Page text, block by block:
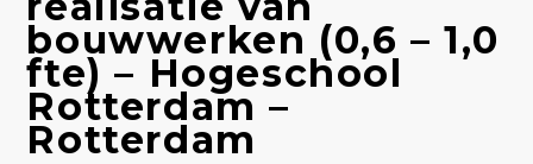
bouwwerken (0,6 – 1,0
fte) – Hogeschool
Rotterdam –
Rotterdam